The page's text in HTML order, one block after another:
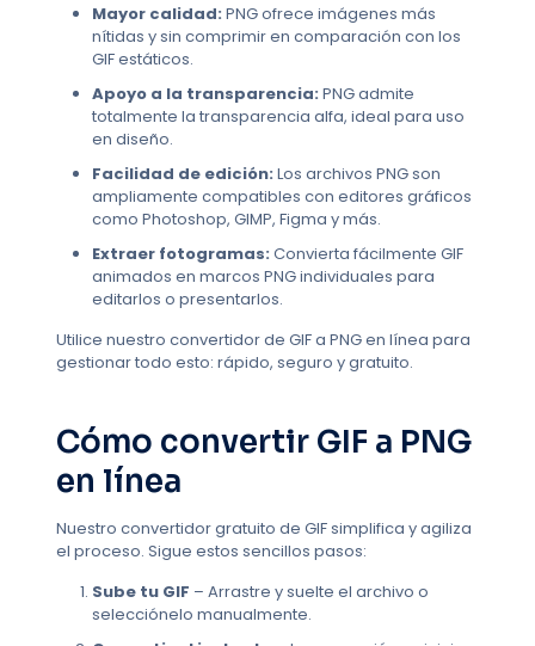
Mayor calidad: PNG ofrece imágenes más
nítidas y sin comprimir en comparación con los
GIF estáticos.
Apoyo a la transparencia: PNG admite
totalmente la transparencia alfa, ideal para uso
en diseño.
Facilidad de edición: Los archivos PNG son
ampliamente compatibles con editores gráficos
como Photoshop, GIMP, Figma y más.
Extraer fotogramas: Convierta fácilmente GIF
animados en marcos PNG individuales para
editarlos o presentarlos.
Utilice nuestro convertidor de GIF a PNG en línea para
gestionar todo esto: rápido, seguro y gratuito.
Cómo convertir GIF a PNG
en línea
Nuestro convertidor gratuito de GIF simplifica y agiliza
el proceso. Sigue estos sencillos pasos:
Sube tu GIF – Arrastre y suelte el archivo o
selecciónelo manualmente.